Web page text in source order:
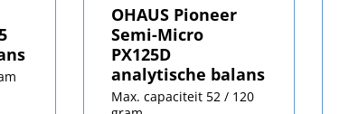
OHAUS Pioneer
Semi-Micro
PX125D
analytische balans
Max. capaciteit 52 / 120